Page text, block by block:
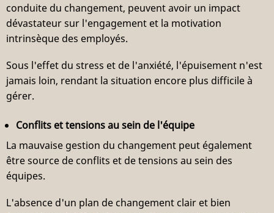
conduite du changement, peuvent avoir un impact
dévastateur sur l'engagement et la motivation
intrinsèque des employés.
Sous l'effet du stress et de l'anxiété, l'épuisement n'est
jamais loin, rendant la situation encore plus difficile à
gérer.
Conflits et tensions au sein de l'équipe
La mauvaise gestion du changement peut également
être source de conflits et de tensions au sein des
équipes.
L'absence d'un plan de changement clair et bien